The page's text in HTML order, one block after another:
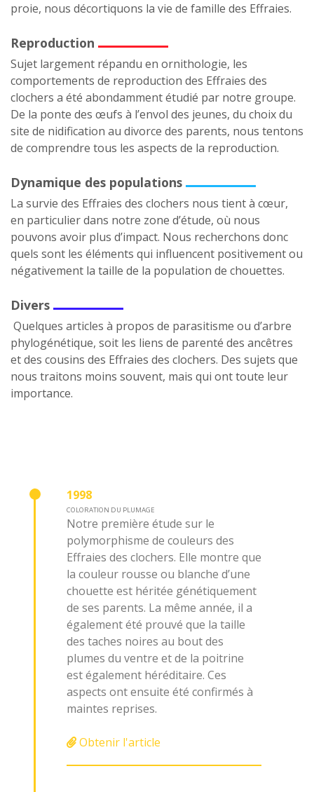
proie, nous décortiquons la vie de famille des Effraies.
Reproduction
Sujet largement répandu en ornithologie, les
comportements de reproduction des Effraies des
clochers a été abondamment étudié par notre groupe.
De la ponte des œufs à l’envol des jeunes, du choix du
site de nidification au divorce des parents, nous tentons
de comprendre tous les aspects de la reproduction.
Dynamique des populations
La survie des Effraies des clochers nous tient à cœur,
en particulier dans notre zone d’étude, où nous
pouvons avoir plus d’impact. Nous recherchons donc
quels sont les éléments qui influencent positivement ou
négativement la taille de la population de chouettes.
Divers
Quelques articles à propos de parasitisme ou d’arbre
phylogénétique, soit les liens de parenté des ancêtres
et des cousins des Effraies des clochers. Des sujets que
nous traitons moins souvent, mais qui ont toute leur
importance.
1998
COLORATION DU PLUMAGE
Notre première étude sur le
polymorphisme de couleurs des
Effraies des clochers. Elle montre que
la couleur rousse ou blanche d’une
chouette est héritée génétiquement
de ses parents. La même année, il a
également été prouvé que la taille
des taches noires au bout des
plumes du ventre et de la poitrine
est également héréditaire. Ces
aspects ont ensuite été confirmés à
maintes reprises.
Obtenir l'article